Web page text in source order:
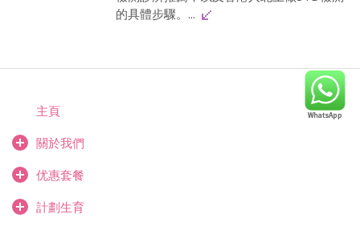
的具體步驟。...
主頁
關於我們
优惠套餐
計劃生育